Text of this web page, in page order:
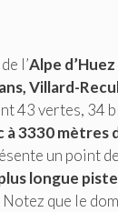
l’Alpe
Villard-
43 vertes, 34
à 3330 mètres
un point
longue
que le